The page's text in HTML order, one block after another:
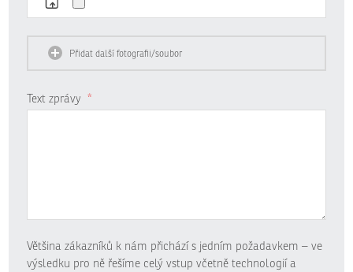
Přidat další fotografii/soubor
Text zprávy *
Většina zákazníků k nám přichází s jedním požadavkem – ve
výsledku pro ně řešíme celý vstup včetně technologií a